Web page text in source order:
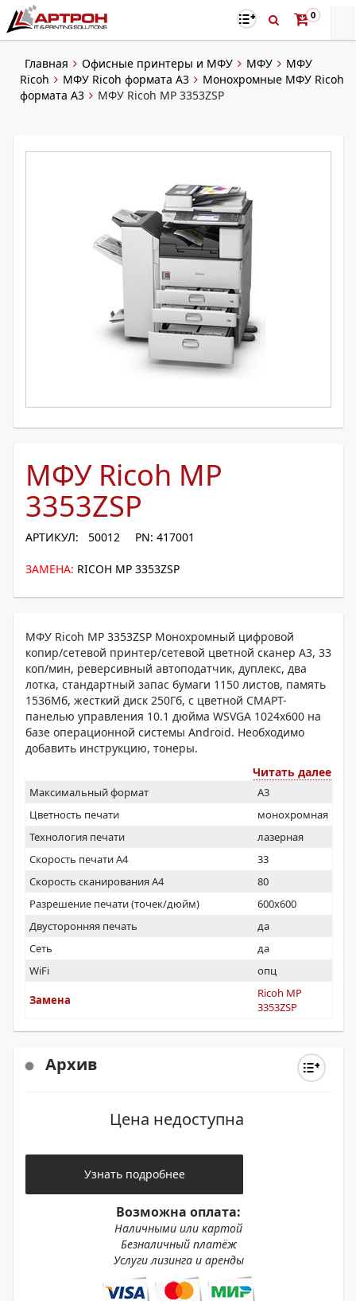
0
Главная Офисные принтеры и МФУ МФУ
МФУ
Ricoh
МФУ Ricoh формата A3
Монохромные МФУ Ricoh
формата А3
МФУ Ricoh MP 3353ZSP
МФУ Ricoh MP
3353ZSP
АРТИКУЛ: 50012 PN: 417001
ЗАМЕНА: RICOH MP 3353ZSP
МФУ Ricoh MP 3353ZSP Монохромный цифровой
копир/сетевой принтер/сетевой цветной сканер A3, 33
коп/мин, реверсивный автоподатчик, дуплекс, два
лотка, стандартный запас бумаги 1150 листов, память
1536Мб, жесткий диск 250Гб, с цветной СМАРТ-
панелью управления 10.1 дюйма WSVGA 1024x600 на
базе операционной системы Android. Необходимо
добавить инструкцию, тонеры.
Читать далее
Максимальный формат
A3
Цветность печати
монохромная
Технология печати
лазерная
Скорость печати А4
33
Скорость сканирования А4
80
Разрешение печати (точек/дюйм)
600x600
Двусторонняя печать
да
Сеть
да
WiFi
опц
Замена
Ricoh MP
3353ZSP
Архив
Цена недоступна
Узнать подробнее
Возможна оплата:
Наличными или картой
Безналичный платёж
Услуги лизинга и аренды